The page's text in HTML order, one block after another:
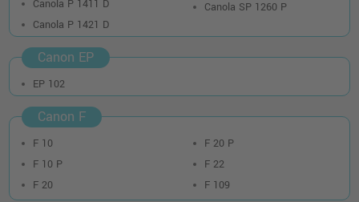
Canola P 1411 D
Canola P 1421 D
Canola SP 1260 P
Canon EP
EP 102
Canon F
F 10
F 10 P
F 20
F 20 P
F 22
F 109